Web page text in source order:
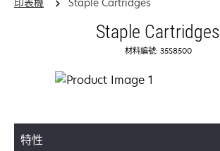
Staple Cartridges
材料編號: 35S8500
特性